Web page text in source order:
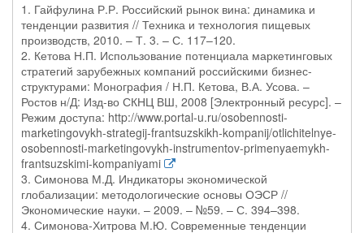
1. Гайфулина Р.Р. Российский рынок вина: динамика и
тенденции развития // Техника и технология пищевых
производств, 2010. – Т. 3. – С. 117–120.
2. Кетова Н.П. Использование потенциала маркетинговых
стратегий зарубежных компаний российскими бизнес-
структурами: Монография / Н.П. Кетова, В.А. Усова. –
Ростов н/Д: Изд-во СКНЦ ВШ, 2008 [Электронный ресурс]. –
Режим доступа: http://www.portal-u.ru/osobennosti-
marketingovykh-strategij-frantsuzskikh-kompanij/otlichitelnye-
osobennosti-marketingovykh-instrumentov-primenyaemykh-
frantsuzskimi-kompaniyami
3. Симонова М.Д. Индикаторы экономической
глобализации: методологические основы ОЭСР //
Экономические науки. – 2009. – №59. – С. 394–398.
4. Симонова-Хитрова М.Ю. Современные тенденции